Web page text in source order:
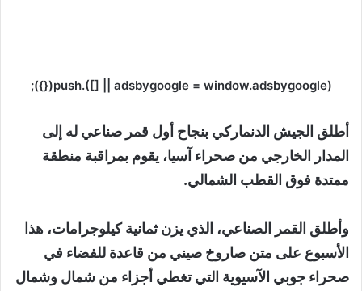
(adsbygoogle = window.adsbygoogle || []).push({});
أطلق الجيش الدنماركي بنجاح أول قمر صناعي له إلى
المدار الخارجي من صحراء آسيا، يقوم بمراقبة منطقة
ممتدة فوق القطب الشمالي.
وأطلق القمر الصناعي، الذي يزن ثمانية كيلوجرامات، هذا
الأسبوع على متن صاروخ صيني من قاعدة للفضاء في
صحراء جوبي الآسيوية التي تغطي أجزاء من شمال وشمال